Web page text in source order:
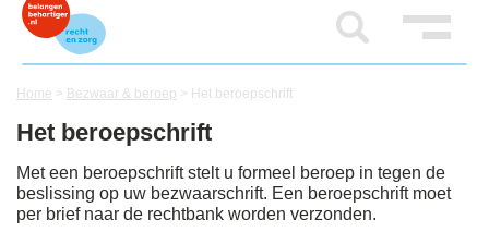
Home > Bezwaar & beroep > Het beroepschrift
Het beroepschrift
Met een beroepschrift stelt u formeel beroep in tegen de
beslissing op uw bezwaarschrift. Een beroepschrift moet
per brief naar de rechtbank worden verzonden.